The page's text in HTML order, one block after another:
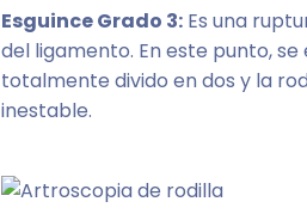
Esguince Grado 3: Es una
del ligamento. En este punto,
totalmente divido en dos y la
inestable.